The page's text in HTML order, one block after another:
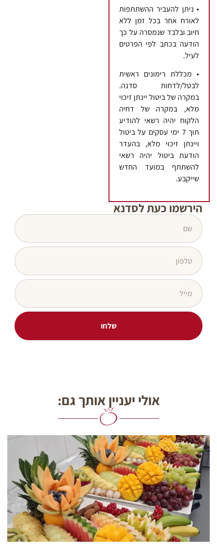
• ניתן להעביר ההשתתפות
לאורח אחר בכל זמן ללא
חיוב ובלבד שנמסרה על כך
הודעה בכתב לפי הפרטים
לעיל.
• מכללת רימונים ראשית
לבטל/לדחות סדנה.
במקרה של ביטול יינתן זיכוי
מלא, במקרה של דחיה
הלקוח יהיה רשאי להודיע
תוך 7 ימי עסקים על ביטול
ויינתן זיכוי מלא, בהעדר
הודעת ביטול יהיה רשאי
להשתתף במועד החדש
שייקבע.
הירשמו כעת לסדנא
שלחו
אולי יעניין אותך גם: